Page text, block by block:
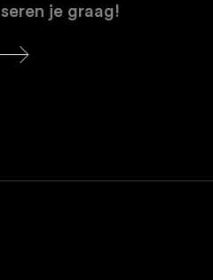
je graag!